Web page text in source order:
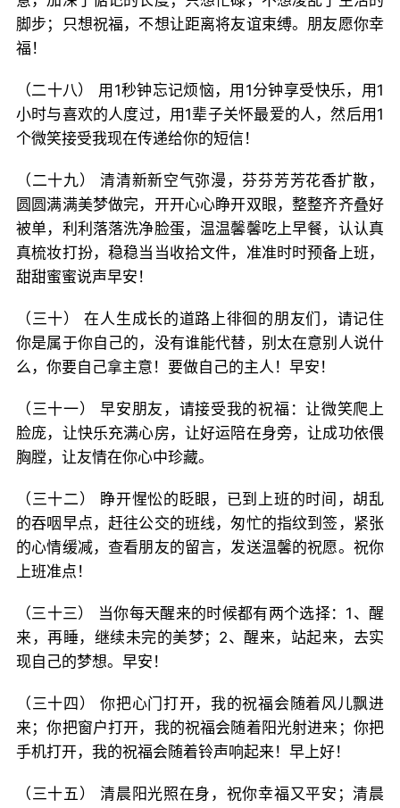
脚步；只想祝福，不想让距离将友谊束缚。朋友愿你幸
福！
（二十八） 用1秒钟忘记烦恼，用1分钟享受快乐，用1
小时与喜欢的人度过，用1辈子关怀最爱的人，然后用1
个微笑接受我现在传递给你的短信！
（二十九） 清清新新空气弥漫，芬芬芳芳花香扩散，
圆圆满满美梦做完，开开心心睁开双眼，整整齐齐叠好
被单，利利落落洗净脸蛋，温温馨馨吃上早餐，认认真
真梳妆打扮，稳稳当当收拾文件，准准时时预备上班，
甜甜蜜蜜说声早安！
（三十） 在人生成长的道路上徘徊的朋友们，请记住
你是属于你自己的，没有谁能代替，别太在意别人说什
么，你要自己拿主意！要做自己的主人！早安！
（三十一） 早安朋友，请接受我的祝福：让微笑爬上
脸庞，让快乐充满心房，让好运陪在身旁，让成功依偎
胸膛，让友情在你心中珍藏。
（三十二） 睁开惺忪的眨眼，已到上班的时间，胡乱
的吞咽早点，赶往公交的班线，匆忙的指纹到签，紧张
的心情缓减，查看朋友的留言，发送温馨的祝愿。祝你
上班准点！
（三十三） 当你每天醒来的时候都有两个选择：1、醒
来，再睡，继续未完的美梦；2、醒来，站起来，去实
现自己的梦想。早安！
（三十四） 你把心门打开，我的祝福会随着风儿飘进
来；你把窗户打开，我的祝福会随着阳光射进来；你把
手机打开，我的祝福会随着铃声响起来！早上好！
（三十五） 清晨阳光照在身，祝你幸福又平安；清晨